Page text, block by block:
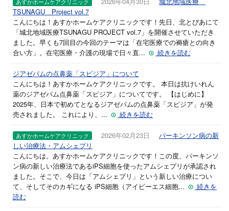
TSUNAGU Project vol.7
こんにちは！あすかホームケアクリニックです！先日、北とぴあにて
「城北地域医療TSUNAGU PROJECT vol.7」を開催させていただき
ました。早くも7回目の今回のテーマは「在宅医療での褥瘡との向き
合い方」。在宅医療・介護の現場で日々直...
続きを読む
ジアゼパムの点鼻薬「スピジア」について
こんにちは！あすかホームケアクリニックです。 本日は抗けいれん
薬のジアゼパム点鼻薬「スピジア」についてです。 【はじめに】
2025年、日本で初めてとなるジアゼパムの点鼻薬「スピジア」が発
売されました。 これにより、...
続きを読む
あすかホームケアクリニック 2026年02月23日
パーキンソン病の新
しい治療法・アムシェプリ
こんにちは。あすかホームケアクリニックです！この度、パーキンソ
ン病の新しい治療法であるiPS細胞を使ったアムシェプリが承認され
ました。そこで、今日は「アムシェプリ」という新しい治療につい
て、そしてそのカギになる iPS細胞（アイピーエス細胞...
続きを
読む